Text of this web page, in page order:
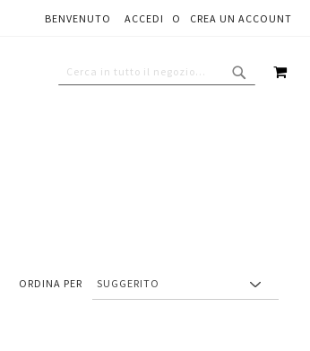
BENVENUTO ACCEDI CREA UN ACCOUNT
ORDINA PER